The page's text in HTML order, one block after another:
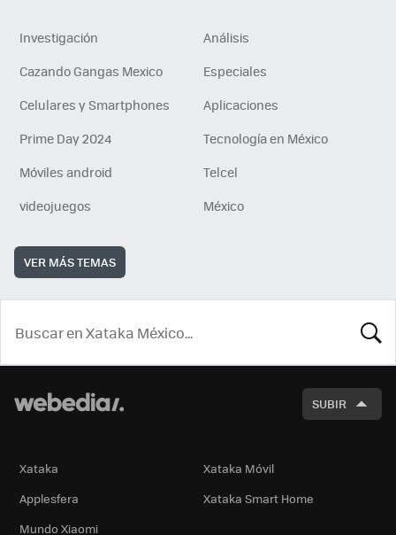
Investigación
Análisis
Cazando Gangas Mexico
Especiales
Celulares y Smartphones
Aplicaciones
Prime Day 2024
Tecnología en México
Móviles android
Telcel
videojuegos
México
VER MÁS TEMAS
SUBIR
Xataka
Xataka Móvil
Applesfera
Xataka Smart Home
Mundo Xiaomi